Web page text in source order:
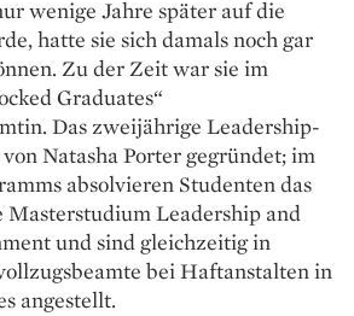
wenige Jahre später auf die
hatte sie sich damals noch gar
Zu der Zeit war sie im
Gra­duates“
Das zweijährige Leadership-
Natasha Porter gegründet; im
absolvieren Studenten das
Masterstudium Leadership and
und sind gleichzeitig in
bei Haftanstalten in
angestellt.